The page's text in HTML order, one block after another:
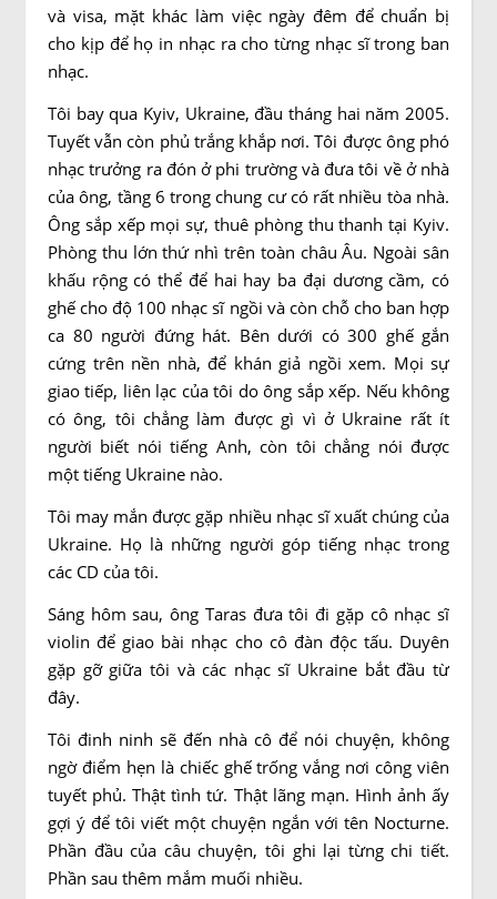
và visa, mặt khác làm việc ngày đêm để chuẩn bị
cho kịp để họ in nhạc ra cho từng nhạc sĩ trong ban
nhạc.
Tôi bay qua Kyiv, Ukraine, đầu tháng hai năm 2005.
Tuyết vẫn còn phủ trắng khắp nơi. Tôi được ông phó
nhạc trưởng ra đón ở phi trường và đưa tôi về ở nhà
của ông, tầng 6 trong chung cư có rất nhiều tòa nhà.
Ông sắp xếp mọi sự, thuê phòng thu thanh tại Kyiv.
Phòng thu lớn thứ nhì trên toàn châu Âu. Ngoài sân
khấu rộng có thể để hai hay ba đại dương cầm, có
ghế cho độ 100 nhạc sĩ ngồi và còn chỗ cho ban hợp
ca 80 người đứng hát. Bên dưới có 300 ghế gắn
cứng trên nền nhà, để khán giả ngồi xem. Mọi sự
giao tiếp, liên lạc của tôi do ông sắp xếp. Nếu không
có ông, tôi chẳng làm được gì vì ở Ukraine rất ít
người biết nói tiếng Anh, còn tôi chẳng nói được
một tiếng Ukraine nào.
Tôi may mắn được gặp nhiều nhạc sĩ xuất chúng của
Ukraine. Họ là những người góp tiếng nhạc trong
các CD của tôi.
Sáng hôm sau, ông Taras đưa tôi đi gặp cô nhạc sĩ
violin để giao bài nhạc cho cô đàn độc tấu. Duyên
gặp gỡ giữa tôi và các nhạc sĩ Ukraine bắt đầu từ
đây.
Tôi đinh ninh sẽ đến nhà cô để nói chuyện, không
ngờ điểm hẹn là chiếc ghế trống vắng nơi công viên
tuyết phủ. Thật tình tứ. Thật lãng mạn. Hình ảnh ấy
gợi ý để tôi viết một chuyện ngắn với tên Nocturne.
Phần đầu của câu chuyện, tôi ghi lại từng chi tiết.
Phần sau thêm mắm muối nhiều.